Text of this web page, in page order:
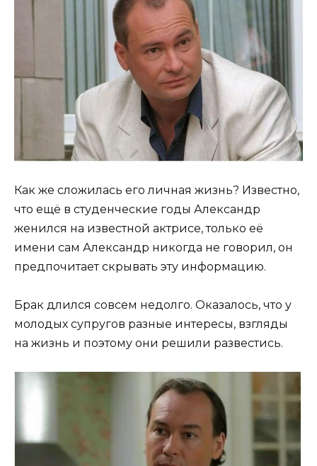
Как же сложилась его личная жизнь? Известно,
что ещё в студенческие годы Александр
женился на известной актрисе, только её
имени сам Александр никогда не говорил, он
предпочитает скрывать эту информацию.
Брак длился совсем недолго. Оказалось, что у
молодых супругов разные интересы, взгляды
на жизнь и поэтому они решили развестись.